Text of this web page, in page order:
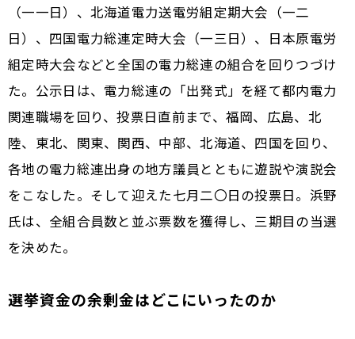
（一一日）、北海道電力送電労組定期大会（一二
日）、四国電力総連定時大会（一三日）、日本原電労
組定時大会などと全国の電力総連の組合を回りつづけ
た。公示日は、電力総連の「出発式」を経て都内電力
関連職場を回り、投票日直前まで、福岡、広島、北
陸、東北、関東、関西、中部、北海道、四国を回り、
各地の電力総連出身の地方議員とともに遊説や演説会
をこなした。そして迎えた七月二〇日の投票日。浜野
氏は、全組合員数と並ぶ票数を獲得し、三期目の当選
を決めた。
選挙資金の余剰金はどこにいったのか